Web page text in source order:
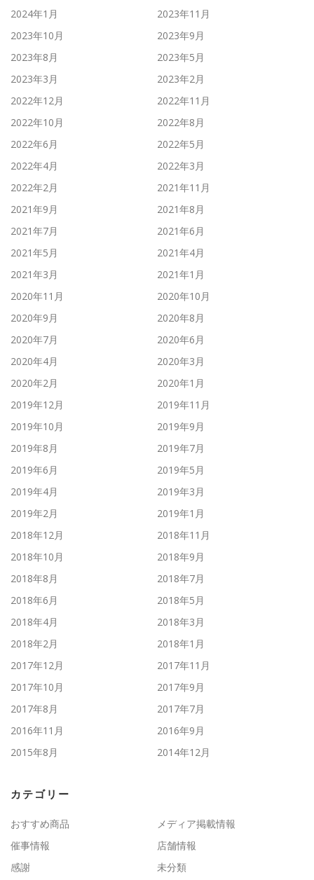
2024年1月
2023年11月
2023年10月
2023年9月
2023年8月
2023年5月
2023年3月
2023年2月
2022年12月
2022年11月
2022年10月
2022年8月
2022年6月
2022年5月
2022年4月
2022年3月
2022年2月
2021年11月
2021年9月
2021年8月
2021年7月
2021年6月
2021年5月
2021年4月
2021年3月
2021年1月
2020年11月
2020年10月
2020年9月
2020年8月
2020年7月
2020年6月
2020年4月
2020年3月
2020年2月
2020年1月
2019年12月
2019年11月
2019年10月
2019年9月
2019年8月
2019年7月
2019年6月
2019年5月
2019年4月
2019年3月
2019年2月
2019年1月
2018年12月
2018年11月
2018年10月
2018年9月
2018年8月
2018年7月
2018年6月
2018年5月
2018年4月
2018年3月
2018年2月
2018年1月
2017年12月
2017年11月
2017年10月
2017年9月
2017年8月
2017年7月
2016年11月
2016年9月
2015年8月
2014年12月
カテゴリー
おすすめ商品
メディア掲載情報
催事情報
店舗情報
感謝
未分類